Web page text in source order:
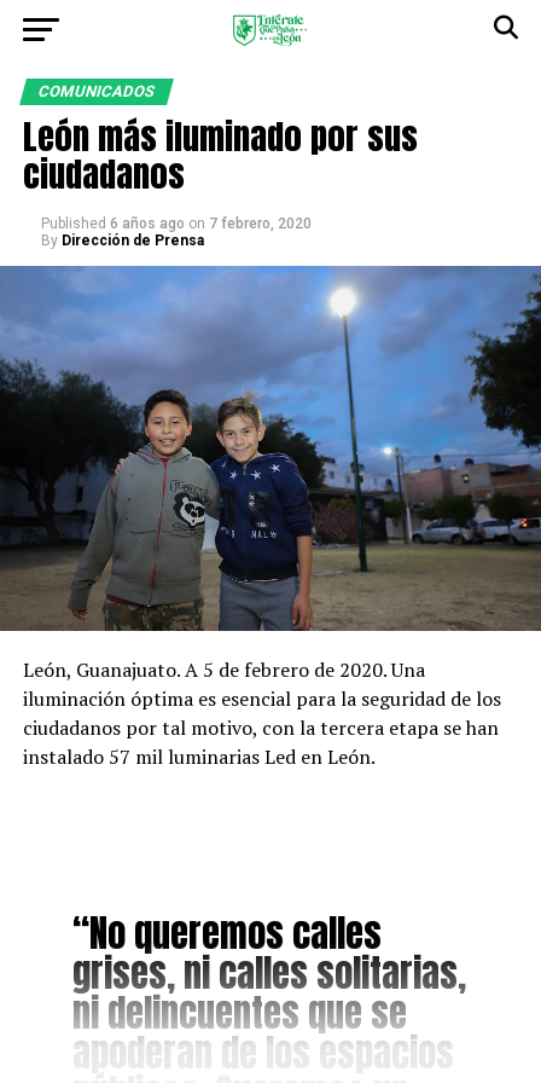
COMUNICADOS
León más iluminado por sus
ciudadanos
Published 6 años ago on 7 febrero, 2020
By Dirección de Prensa
León, Guanajuato. A 5 de febrero de 2020. Una
iluminación óptima es esencial para la seguridad de los
ciudadanos por tal motivo, con la tercera etapa se han
instalado 57 mil luminarias Led en León.
“No queremos calles
grises, ni calles solitarias,
ni delincuentes que se
apoderan de los espacios